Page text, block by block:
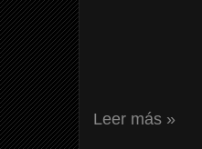
Leer más »